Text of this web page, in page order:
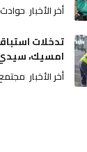
أخر الأخبار حوادث
تدخلات
امسيك،
أخر الأخبار